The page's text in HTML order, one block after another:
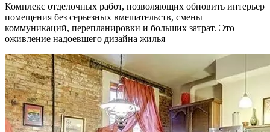
Комплекс отделочных работ, позволяющих обновить интерьер
помещения без серьезных вмешательств, смены
коммуникаций, перепланировки и больших затрат. Это
оживление надоевшего дизайна жилья